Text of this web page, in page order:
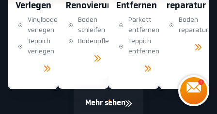
Verlegen
Vinylboden
verlegen
Teppich
verlegen
Renovierung
Boden
schleifen
Bodenpflege
Entfernen
Parkett
entfernen
Teppich
entfernen
reparatur
Boden
reparatur
Mehr sehen